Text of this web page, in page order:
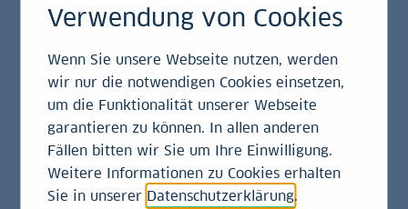
LOGPARK Leipzig mit
60 Millionen Euro
Pressemitteilung
Die Mietfläche des LOGPARKs umfasst über 165.000
Verwendung von Cookies
Wenn Sie unsere Webseite nutzen, werden
wir nur die notwendigen Cookies einsetzen,
um die Funktionalität unserer Webseite
garantieren zu können. In allen anderen
Fällen bitten wir Sie um Ihre Einwilligung.
Weitere Informationen zu Cookies erhalten
Sie in unserer Datenschutzerklärung.